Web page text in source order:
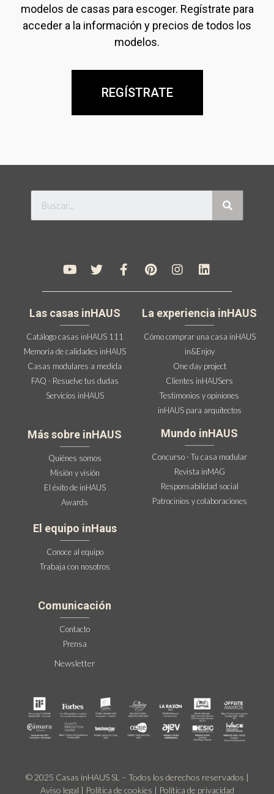
modelos de casas para escoger. Regístrate para
acceder a la información y precios de todos los
modelos.
REGÍSTRATE
Las casas inHAUS
Catálogo casas inHAUS 111
Memoria de calidades inHAUS
Casas modulares a medida
FAQ - Resuelve tus dudas
Servicios inHAUS
Más sobre inHAUS
Quiénes somos
Misión y visión
El éxito de inHAUS
Awards
La experiencia inHAUS
Cómo comprar una casa inHAUS
in&Enjoy
One day project
Clientes inHAUSers
Testimonios y opiniones
inHAUS para arquitectos
Mundo inHAUS
Concurso - Tu casa modular
Revista inMAG
Responsabilidad social
Patrocinios y colaboraciones
El equipo inHaus
Conoce al equipo
Trabaja con nosotros
Comunicación
Contacto
Prensa
Newsletter
© 2025 Casas inHAUS SL – Todos los derechos reservados |
Aviso legal | Política de cookies | Política de privacidad